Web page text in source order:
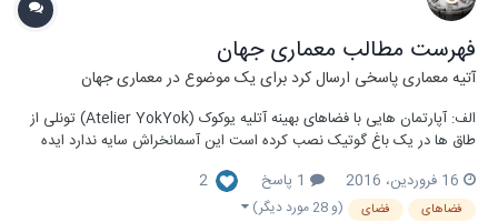
فهرست مطالب معماری جهان
آتیه معماریپاسخی ارسال کرد برای یک موضوع درمعماری جهان
الف: آپارتمان هایی با فضاهای بهینه آتلیه یوکوک (Atelier YokYok) تونلی از
طاق ها در یک باغ گوتیک نصب کرده است این آسمانخراش سایه ندارد ایده
بانک آسمان خراش درختی در تایوان + عکس آشنایی با خانه شگفت انگیز
بیل...
16 فروردین، 2016 1 پاسخ 2
فضاهای فضای (و 28 مورد دیگر)